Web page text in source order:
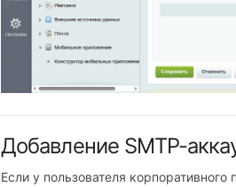
Добавление SMTP-
Если у пользователя